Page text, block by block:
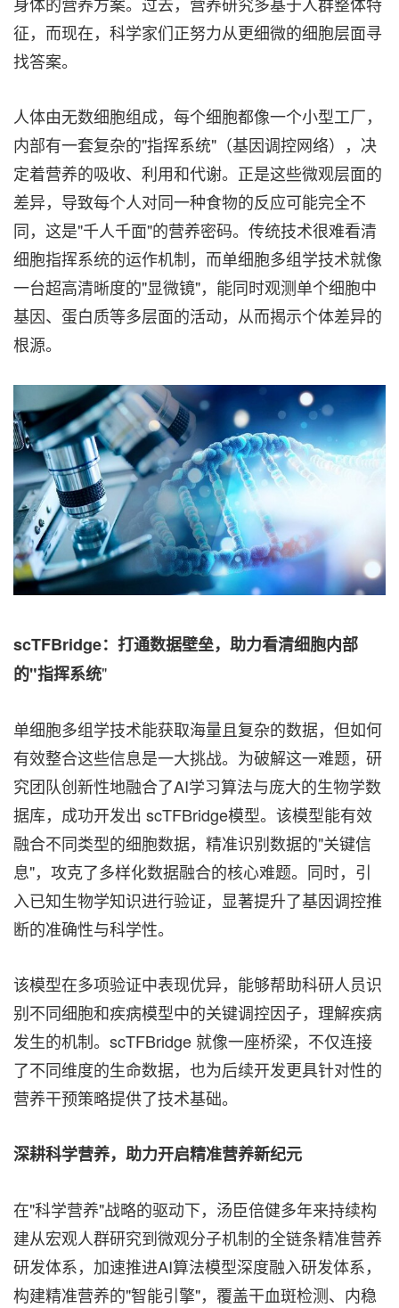
征，而现在，科学家们正努力从更细微的细胞层面寻
找答案。
人体由无数细胞组成，每个细胞都像一个小型工厂，
内部有一套复杂的"指挥系统"（基因调控网络），决
定着营养的吸收、利用和代谢。正是这些微观层面的
差异，导致每个人对同一种食物的反应可能完全不
同，这是"千人千面"的营养密码。传统技术很难看清
细胞指挥系统的运作机制，而单细胞多组学技术就像
一台超高清晰度的"显微镜"，能同时观测单个细胞中
基因、蛋白质等多层面的活动，从而揭示个体差异的
根源。
scTFBridge：打通数据壁垒，助力看清细胞内部
的"指挥系统"
单细胞多组学技术能获取海量且复杂的数据，但如何
有效整合这些信息是一大挑战。为破解这一难题，研
究团队创新性地融合了AI学习算法与庞大的生物学数
据库，成功开发出 scTFBridge模型。该模型能有效
融合不同类型的细胞数据，精准识别数据的"关键信
息"，攻克了多样化数据融合的核心难题。同时，引
入已知生物学知识进行验证，显著提升了基因调控推
断的准确性与科学性。
该模型在多项验证中表现优异，能够帮助科研人员识
别不同细胞和疾病模型中的关键调控因子，理解疾病
发生的机制。scTFBridge 就像一座桥梁，不仅连接
了不同维度的生命数据，也为后续开发更具针对性的
营养干预策略提供了技术基础。
深耕科学营养，助力开启精准营养新纪元
在"科学营养"战略的驱动下，汤臣倍健多年来持续构
建从宏观人群研究到微观分子机制的全链条精准营养
研发体系，加速推进AI算法模型深度融入研发体系，
构建精准营养的"智能引擎"，覆盖干血斑检测、内稳